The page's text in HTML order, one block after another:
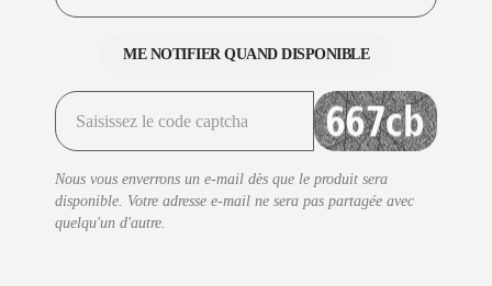
ME NOTIFIER QUAND DISPONIBLE
Nous vous enverrons un e-mail dès que le produit sera
disponible. Votre adresse e-mail ne sera pas partagée avec
quelqu'un d'autre.